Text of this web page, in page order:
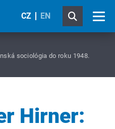
CZ EN
sociológia do roku 1948.
Hirner: